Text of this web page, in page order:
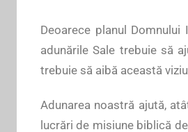
Deoarece planul
adunările Sale trebuie să
trebuie să aibă această
Adunarea noastră ajută,
lucrări de misiune biblică